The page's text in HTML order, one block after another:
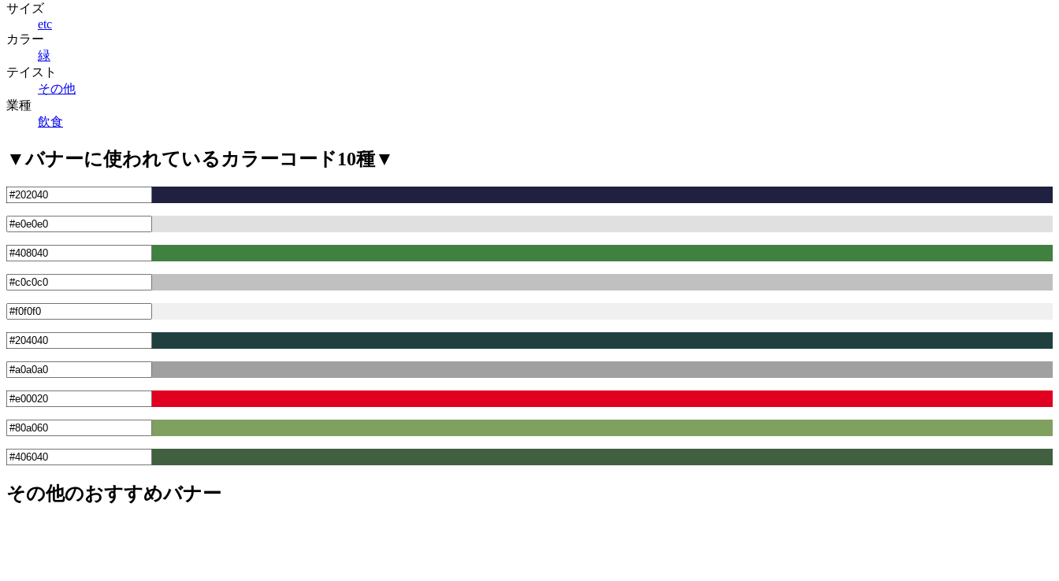
サイズ
etc
カラー
緑
テイスト
その他
業種
飲食
▼バナーに使われているカラーコード10種▼
その他のおすすめバナー